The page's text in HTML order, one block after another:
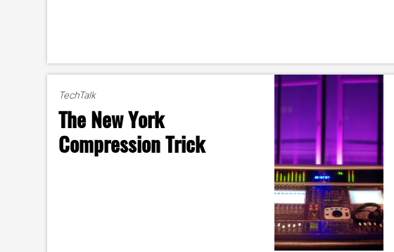
TechTalk
The New York
Compression Trick